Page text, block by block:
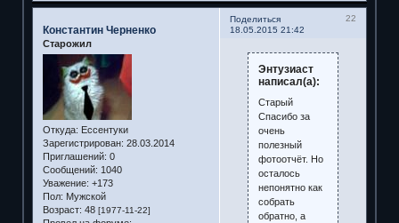
Поделиться
22
18.05.2015 21:42
Константин Черненко
Старожил
Откуда: Ессентуки
Зарегистрирован: 28.03.2014
Приглашений: 0
Сообщений: 1040
Уважение: +173
Пол: Мужской
Возраст: 48 [1977-11-22]
Энтузиаст
написал(а):
Старый
Спасибо за
очень
полезный
фотоотчёт. Но
осталось
непонятно как
собрать
обратно, а